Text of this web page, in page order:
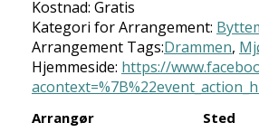
Kostnad: Gratis
Kategori for Arrangement:
Arrangement Tags:Drammen,
Hjemmeside: https://
Sted
Arrangør